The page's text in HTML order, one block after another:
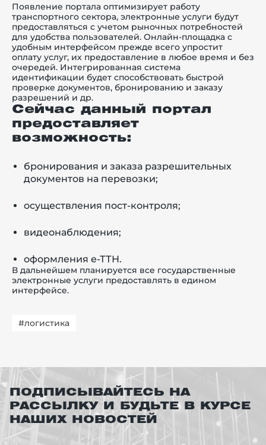
Появление портала оптимизирует работу
транспортного сектора, электронные услуги будут
предоставляться с учетом рыночных потребностей
для удобства пользователей. Онлайн-площадка с
удобным интерфейсом прежде всего упростит
оплату услуг, их предоставление в любое время и без
очередей. Интегрированная система
идентификации будет способствовать быстрой
проверке документов, бронированию и заказу
разрешений и др.
Сейчас данный портал
предоставляет
возможность:
бронирования и заказа разрешительных
документов на перевозки;
осуществления пост-контроля;
видеонаблюдения;
оформления е-ТТН.
В дальнейшем планируется все государственные
электронные услуги предоставлять в едином
интерфейсе.
#логистика
ПОДПИСЫВАЙТЕСЬ НА
РАССЫЛКУ И БУДЬТЕ В КУРСЕ
НАШИХ НОВОСТЕЙ